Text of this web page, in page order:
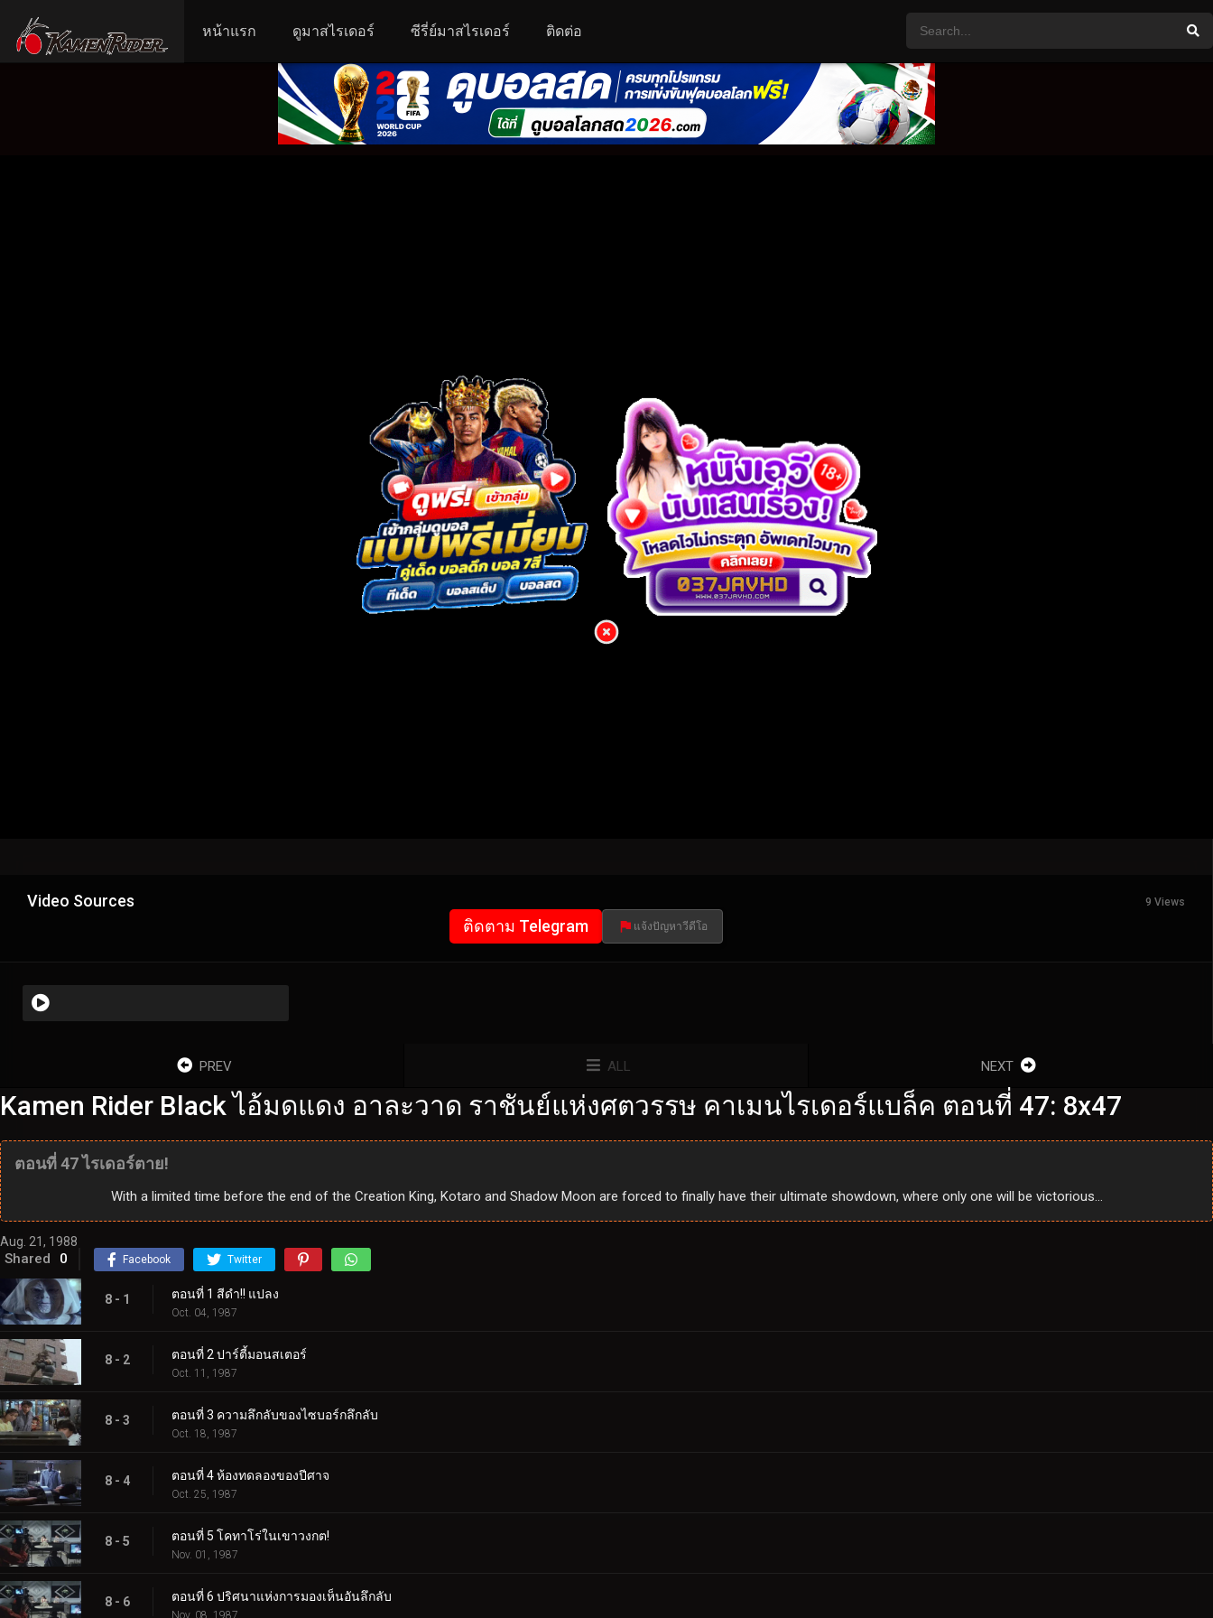
หน้าแรก ดูมาสไรเดอร์ ซีรี่ย์มาสไรเดอร์ ติดต่อ
Video Sources 9 Views
ติดตาม Telegram แจ้งปัญหาวีดีโอ
PREV ALL NEXT
Kamen Rider Black ไอ้มดแดง อาละวาด ราชันย์แห่งศตวรรษ คาเมนไรเดอร์แบล็ค ตอนที่ 47: 8x47
ตอนที่ 47 ไรเดอร์ตาย!
With a limited time before the end of the Creation King, Kotaro and Shadow Moon are forced to finally have their ultimate showdown, where only one will be victorious…
Aug. 21, 1988
Shared 0 Facebook Twitter
8 - 1 ตอนที่ 1 สีดำ!! แปลง
Oct. 04, 1987
8 - 2 ตอนที่ 2 ปาร์ตี้มอนสเตอร์
Oct. 11, 1987
8 - 3 ตอนที่ 3 ความลึกลับของไซบอร์กลึกลับ
Oct. 18, 1987
8 - 4 ตอนที่ 4 ห้องทดลองของปีศาจ
Oct. 25, 1987
8 - 5 ตอนที่ 5 โคทาโร่ในเขาวงกต!
Nov. 01, 1987
8 - 6 ตอนที่ 6 ปริศนาแห่งการมองเห็นอันลึกลับ
Nov. 08, 1987